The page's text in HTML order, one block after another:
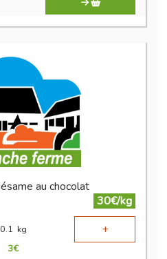
au chocolat
30€/kg
0.1 kg +
3€